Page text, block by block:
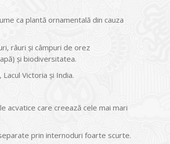
ca plantă ornamentală din cauza
râuri şi câmpuri de orez
şi biodiversitatea.
Victoria și India.
acvatice care creează cele mai mari
prin internoduri foarte scurte.